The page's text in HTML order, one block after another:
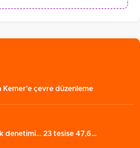
çevre düzenleme
denetimi... 23 tesise 47,6…